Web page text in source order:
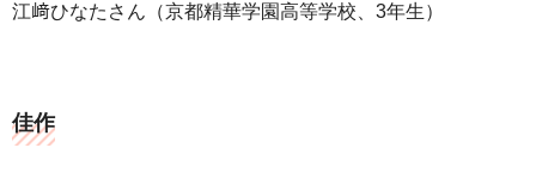
江﨑ひなたさん（京都精華学園高等学校、3年生）
佳作